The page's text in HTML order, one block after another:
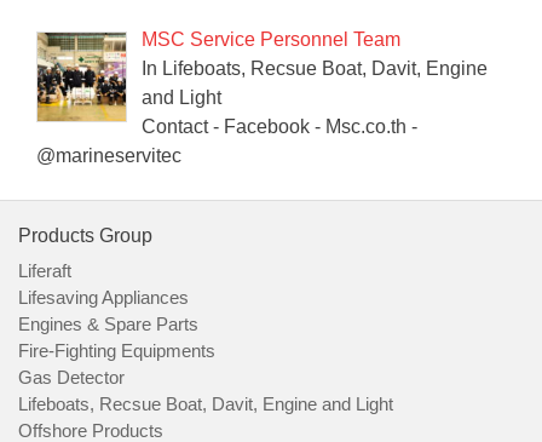
MSC Service Personnel Team
In Lifeboats, Recsue Boat, Davit, Engine
and Light
Contact - Facebook - Msc.co.th -
@marineservitec
Products Group
Liferaft
Lifesaving Appliances
Engines & Spare Parts
Fire-Fighting Equipments
Gas Detector
Lifeboats, Recsue Boat, Davit, Engine and Light
Offshore Products